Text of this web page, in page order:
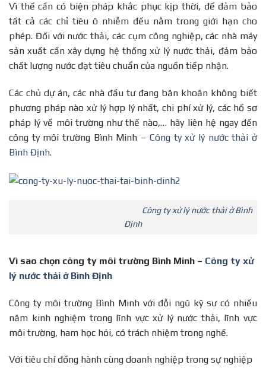
Vì thế cần có biện pháp khắc phục kịp thời, để đảm bảo
tất cả các chỉ tiêu ô nhiễm đều nằm trong giới hạn cho
phép. Đối với nước thải, các cụm công nghiệp, các nhà máy
sản xuất cần xây dựng hệ thống xử lý nước thải, đảm bảo
chất lượng nước đạt tiêu chuẩn của nguồn tiếp nhận.
Các chủ dự án, các nhà đầu tư đang băn khoăn không biết
phương pháp nào xử lý hợp lý nhất, chi phí xử lý, các hồ sơ
pháp lý về môi trường như thế nào,… hãy liên hệ ngay đến
công ty môi trường Bình Minh – Công ty xử lý nước thải ở
Bình Định.
Công ty xử lý nước thải ở Bình
Định
Vì sao chọn công ty môi trường Bình Minh – Công ty xử
lý nước thải ở Bình Định
Công ty môi trường Bình Minh với đỗi ngũ kỹ sư có nhiều
năm kinh nghiệm trong lĩnh vực xử lý nước thải, lĩnh vực
môi trường, ham học hỏi, có trách nhiệm trong nghề.
Với tiêu chí đồng hành cùng doanh nghiệp trong sự nghiệp